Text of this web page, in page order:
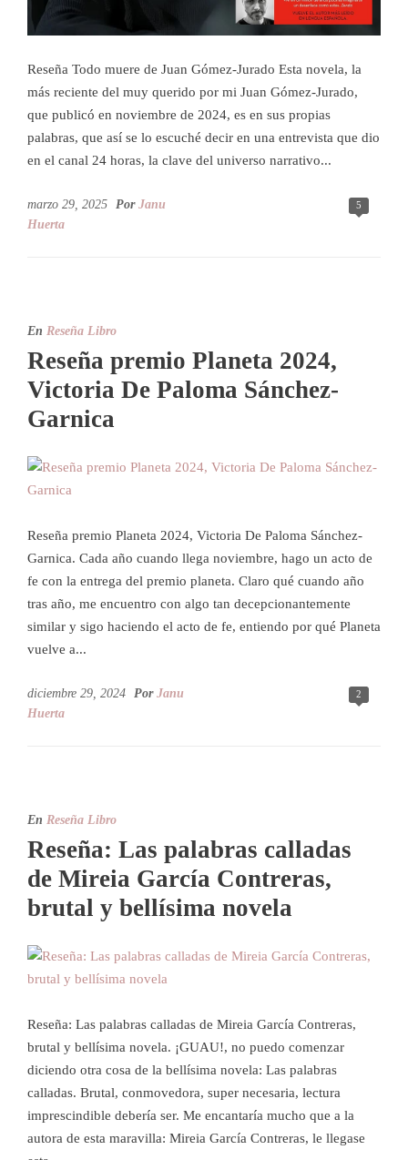
Reseña Todo muere de Juan Gómez-Jurado Esta novela, la
más reciente del muy querido por mi Juan Gómez-Jurado,
que publicó en noviembre de 2024, es en sus propias
palabras, que así se lo escuché decir en una entrevista que dio
en el canal 24 horas, la clave del universo narrativo...
5
marzo 29, 2025 Por Janu
Huerta
En Reseña Libro
Reseña premio Planeta 2024,
Victoria De Paloma Sánchez-
Garnica
Reseña premio Planeta 2024, Victoria De Paloma Sánchez-
Garnica. Cada año cuando llega noviembre, hago un acto de
fe con la entrega del premio planeta. Claro qué cuando año
tras año, me encuentro con algo tan decepcionantemente
similar y sigo haciendo el acto de fe, entiendo por qué Planeta
vuelve a...
2
diciembre 29, 2024 Por Janu
Huerta
En Reseña Libro
Reseña: Las palabras calladas
de Mireia García Contreras,
brutal y bellísima novela
Reseña: Las palabras calladas de Mireia García Contreras,
brutal y bellísima novela. ¡GUAU!, no puedo comenzar
diciendo otra cosa de la bellísima novela: Las palabras
calladas. Brutal, conmovedora, super necesaria, lectura
imprescindible debería ser. Me encantaría mucho que a la
autora de esta maravilla: Mireia García Contreras, le llegase